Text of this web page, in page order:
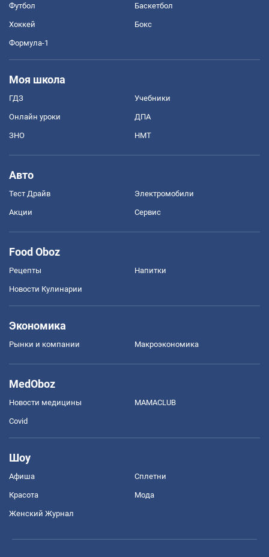
Футбол Баскетбол
Хоккей Бокс
Формула-1
Моя школа
ГДЗ Учебники
Онлайн уроки ДПА
ЗНО НМТ
Авто
Тест Драйв Электромобили
Акции Сервис
Food Oboz
Рецепты Напитки
Новости Кулинарии
Экономика
Рынки и компании Mакроэкономика
MedOboz
Новости медицины MAMACLUB
Covid
Шоу
Афиша Сплетни
Красота Мода
Женский Журнал